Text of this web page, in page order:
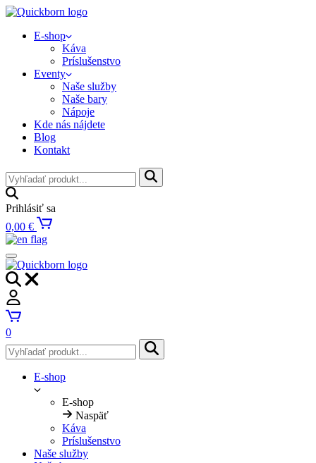
E-shop
Káva
Príslušenstvo
Eventy
Naše služby
Naše bary
Nápoje
Kde nás nájdete
Blog
Kontakt
Prihlásiť sa
0,00 €
0
E-shop
E-shop
Naspäť
Káva
Príslušenstvo
Naše služby